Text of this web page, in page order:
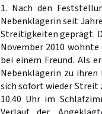
1. Nach den
Nebenklägerin seit
Streitigkeiten geprägt.
November 2010
bei einem Freund. Als
Nebenklägerin zu
sich sofort wieder Streit
10.40 Uhr im